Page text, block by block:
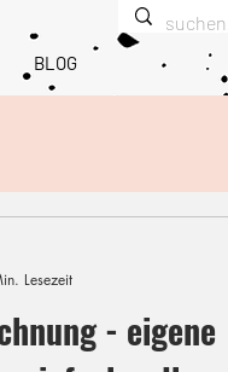
BLOG
- eigene
Lesezeit